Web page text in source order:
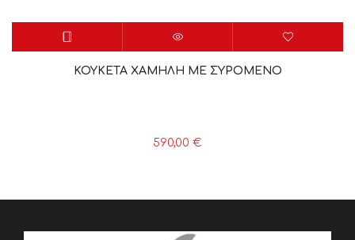
ΚΟΥΚΕΤΑ ΧΑΜΗΛΗ ΜΕ ΣΥΡΟΜΕΝΟ
590,00 €